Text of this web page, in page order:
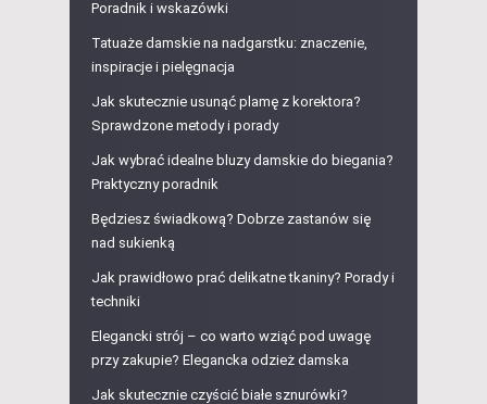
Poradnik i wskazówki
Tatuaże damskie na nadgarstku: znaczenie,
inspiracje i pielęgnacja
Jak skutecznie usunąć plamę z korektora?
Sprawdzone metody i porady
Jak wybrać idealne bluzy damskie do biegania?
Praktyczny poradnik
Będziesz świadkową? Dobrze zastanów się
nad sukienką
Jak prawidłowo prać delikatne tkaniny? Porady i
techniki
Elegancki strój – co warto wziąć pod uwagę
przy zakupie? Elegancka odzież damska
Jak skutecznie czyścić białe sznurówki?